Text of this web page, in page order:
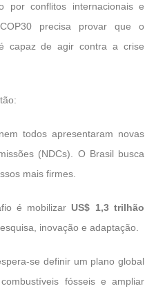
por conflitos internacionais e
precisa provar que o
capaz de agir contra a crise
nem todos apresentaram novas
(NDCs). O Brasil busca
mais firmes.
é mobilizar US$ 1,3 trilhão
inovação e adaptação.
se definir um plano global
fósseis e ampliar